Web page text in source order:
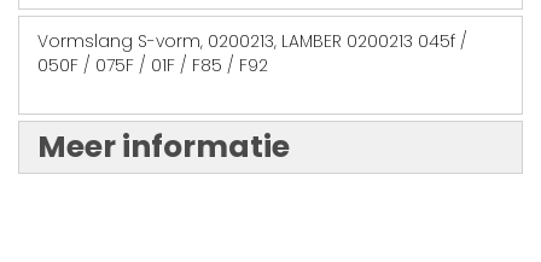
Vormslang S-vorm, 0200213, LAMBER 0200213 045f /
050F / 075F / 01F / F85 / F92
Meer informatie